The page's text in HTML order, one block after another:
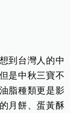
到台灣人的中
是中秋三寶不
脂種類更是影
月餅、蛋黃酥